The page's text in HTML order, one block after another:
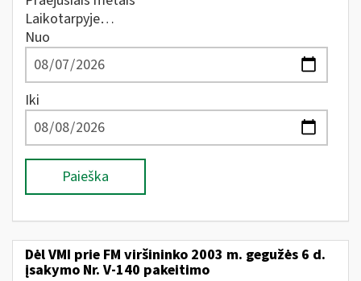
Laikotarpyje…
Nuo
Iki
Paieška
Dėl VMI prie FM viršininko 2003 m. gegužės 6 d.
įsakymo Nr. V-140 pakeitimo